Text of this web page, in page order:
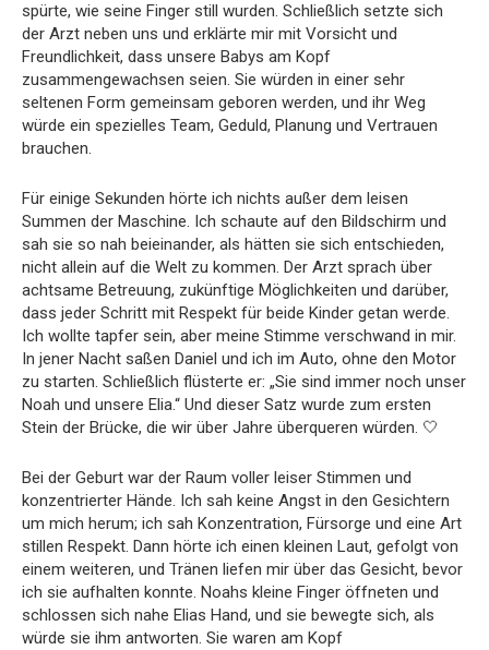
spürte, wie seine Finger still wurden. Schließlich setzte sich
der Arzt neben uns und erklärte mir mit Vorsicht und
Freundlichkeit, dass unsere Babys am Kopf
zusammengewachsen seien. Sie würden in einer sehr
seltenen Form gemeinsam geboren werden, und ihr Weg
würde ein spezielles Team, Geduld, Planung und Vertrauen
brauchen.
Für einige Sekunden hörte ich nichts außer dem leisen
Summen der Maschine. Ich schaute auf den Bildschirm und
sah sie so nah beieinander, als hätten sie sich entschieden,
nicht allein auf die Welt zu kommen. Der Arzt sprach über
achtsame Betreuung, zukünftige Möglichkeiten und darüber,
dass jeder Schritt mit Respekt für beide Kinder getan werde.
Ich wollte tapfer sein, aber meine Stimme verschwand in mir.
In jener Nacht saßen Daniel und ich im Auto, ohne den Motor
zu starten. Schließlich flüsterte er: „Sie sind immer noch unser
Noah und unsere Elia.“ Und dieser Satz wurde zum ersten
Stein der Brücke, die wir über Jahre überqueren würden. 🤍
Bei der Geburt war der Raum voller leiser Stimmen und
konzentrierter Hände. Ich sah keine Angst in den Gesichtern
um mich herum; ich sah Konzentration, Fürsorge und eine Art
stillen Respekt. Dann hörte ich einen kleinen Laut, gefolgt von
einem weiteren, und Tränen liefen mir über das Gesicht, bevor
ich sie aufhalten konnte. Noahs kleine Finger öffneten und
schlossen sich nahe Elias Hand, und sie bewegte sich, als
würde sie ihm antworten. Sie waren am Kopf